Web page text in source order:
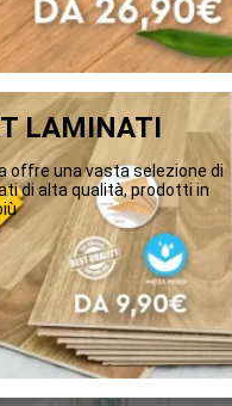
LAMINATI
offre una vasta selezione di
di alta qualità, prodotti in